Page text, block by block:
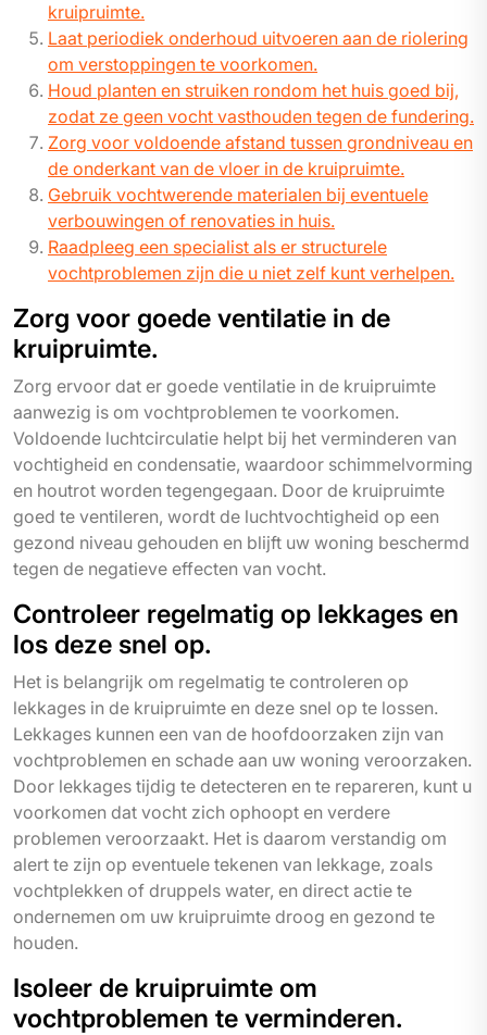
kruipruimte.
Laat periodiek onderhoud uitvoeren aan de riolering
om verstoppingen te voorkomen.
Houd planten en struiken rondom het huis goed bij,
zodat ze geen vocht vasthouden tegen de fundering.
Zorg voor voldoende afstand tussen grondniveau en
de onderkant van de vloer in de kruipruimte.
Gebruik vochtwerende materialen bij eventuele
verbouwingen of renovaties in huis.
Raadpleeg een specialist als er structurele
vochtproblemen zijn die u niet zelf kunt verhelpen.
Zorg voor goede ventilatie in de
kruipruimte.
Zorg ervoor dat er goede ventilatie in de kruipruimte
aanwezig is om vochtproblemen te voorkomen.
Voldoende luchtcirculatie helpt bij het verminderen van
vochtigheid en condensatie, waardoor schimmelvorming
en houtrot worden tegengegaan. Door de kruipruimte
goed te ventileren, wordt de luchtvochtigheid op een
gezond niveau gehouden en blijft uw woning beschermd
tegen de negatieve effecten van vocht.
Controleer regelmatig op lekkages en
los deze snel op.
Het is belangrijk om regelmatig te controleren op
lekkages in de kruipruimte en deze snel op te lossen.
Lekkages kunnen een van de hoofdoorzaken zijn van
vochtproblemen en schade aan uw woning veroorzaken.
Door lekkages tijdig te detecteren en te repareren, kunt u
voorkomen dat vocht zich ophoopt en verdere
problemen veroorzaakt. Het is daarom verstandig om
alert te zijn op eventuele tekenen van lekkage, zoals
vochtplekken of druppels water, en direct actie te
ondernemen om uw kruipruimte droog en gezond te
houden.
Isoleer de kruipruimte om
vochtproblemen te verminderen.